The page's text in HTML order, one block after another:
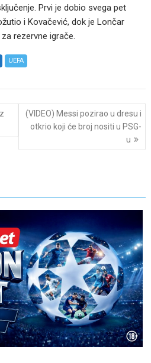
Prvi je dobio svega pet
i Kovačević, dok je Lončar
rezervne igrače.
UEFA
(VIDEO) Messi pozirao u dresu i
otkrio koji će broj nositi u PSG-
u